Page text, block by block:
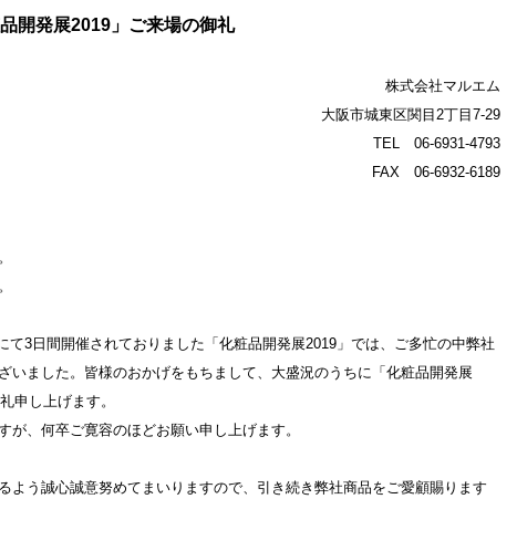
品開発展2019」ご来場の御礼
株式会社マルエム
大阪市城東区関目2丁目7-29
TEL 06-6931-4793
FAX 06-6932-6189
て3日間開催されておりました「化粧品開発展2019」では、ご多忙の中弊社
いました。皆様のおかげをもちまして、大盛況のうちに「化粧品開発展
申し上げます。
、何卒ご寛容のほどお願い申し上げます。
よう誠心誠意努めてまいりますので、引き続き弊社商品をご愛顧賜ります